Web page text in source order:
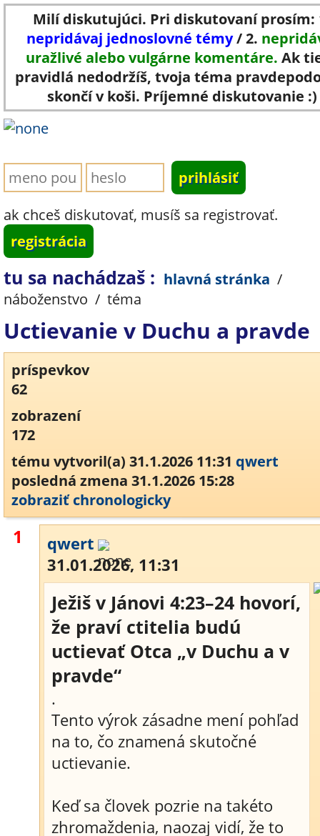
Milí diskutujúci. Pri diskutovaní prosím:
nepridávaj jednoslovné témy/ 2.
uražlivé alebo vulgárne komentáre. Ak
pravidlá nedodržíš, tvoja téma
skončí v koši. Príjemné diskutovanie :)
ak chceš diskutovať, musíš sa registrovať.
registrácia
tu sa nachádzaš : hlavná stránka /
náboženstvo / téma
Uctievanie v Duchu a pravde
príspevkov
62
zobrazení
172
tému vytvoril(a) 31.1.2026 11:31 qwert
posledná zmena 31.1.2026 15:28
zobraziť chronologicky
1
qwert
31.01.2026, 11:31
Ježiš v Jánovi 4:23–24 hovorí,
že praví ctitelia budú
uctievať Otca „v Duchu a v
pravde“
.
Tento výrok zásadne mení pohľad
na to, čo znamená skutočné
uctievanie.
Keď sa človek pozrie na takéto
zhromaždenia, naozaj vidí, že to